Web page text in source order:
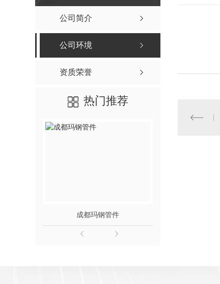
公司简介
公司环境
资质荣誉
热门推荐
成都玛钢管件